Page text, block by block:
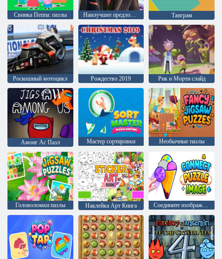
Свинка Пеппа: пазлы Наилучшее предложение Танграм
Роскошный мотоцикл Рождество 2019 Рик и Морти слайд
Амонг Ас Пазл Мастер сортировки Необычные пазлы
Головоломки пазлы Наклейка Арт Книга Соедините изображение пазл